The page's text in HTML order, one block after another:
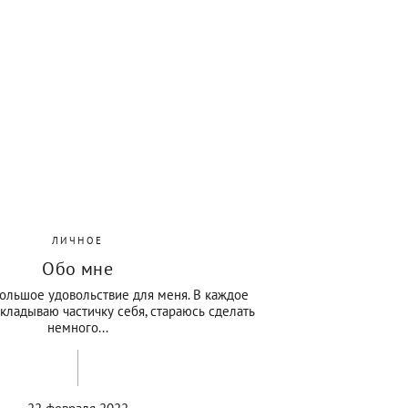
ЛИЧНОЕ
Обо мне
удовольствие для меня. В каждое
частичку себя, стараюсь сделать
немного...